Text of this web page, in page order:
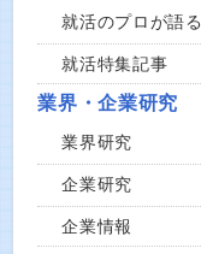
就活のプロが語る
就活特集記事
業界・企業研究
業界研究
企業研究
企業情報